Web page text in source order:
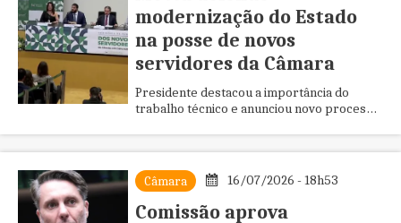
modernização do Estado
na posse de novos
servidores da Câmara
Presidente destacou a importância do
trabalho técnico e anunciou novo processo
Câmara 16/07/2026 - 18h53
Comissão aprova